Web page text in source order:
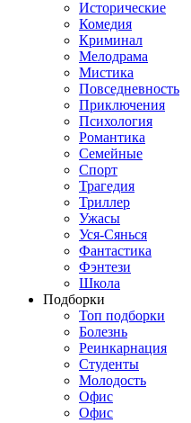
Исторические
Комедия
Криминал
Мелодрама
Мистика
Повседневность
Приключения
Психология
Романтика
Семейные
Спорт
Трагедия
Триллер
Ужасы
Уся-Сянься
Фантастика
Фэнтези
Школа
Подборки
Топ подборки
Болезнь
Реинкарнация
Студенты
Молодость
Офис
Офис